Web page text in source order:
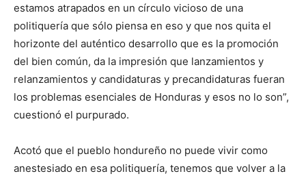
estamos atrapados en un círculo vicioso de una
politiquería que sólo piensa en eso y que nos quita el
horizonte del auténtico desarrollo que es la promoción
del bien común, da la impresión que lanzamientos y
relanzamientos y candidaturas y precandidaturas fueran
los problemas esenciales de Honduras y esos no lo son”,
cuestionó el purpurado.
Acotó que el pueblo hondureño no puede vivir como
anestesiado en esa politiquería, tenemos que volver a la